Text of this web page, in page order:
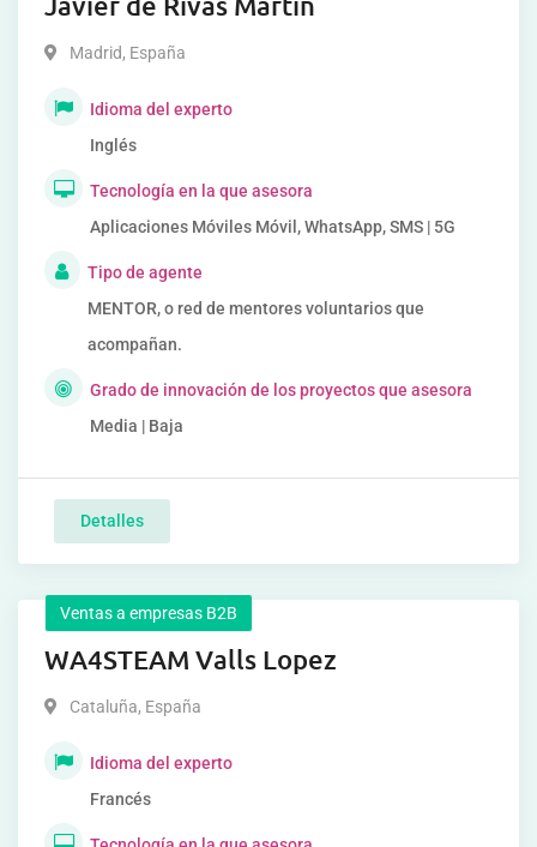
Madrid, España
Idioma del experto
Inglés
Tecnología en la que asesora
Aplicaciones Móviles Móvil, WhatsApp, SMS | 5G
Tipo de agente
MENTOR, o red de mentores voluntarios que
acompañan.
Grado de innovación de los proyectos que asesora
Media | Baja
Detalles
Ventas a empresas B2B
WA4STEAM Valls Lopez
Cataluña, España
Idioma del experto
Francés